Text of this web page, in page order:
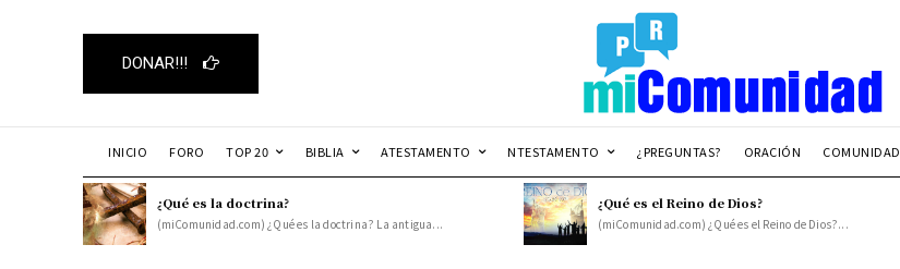
DONAR!!!
INICIO FORO TOP 20 BIBLIA ATESTAMENTO NTESTAMENTO ¿PREGUNTAS? ORACIÓN COMUNIDAD
¿Qué es la doctrina?
(miComunidad.com) ¿Qué es la doctrina? La antigua...
¿Qué es el Reino de Dios?
(miComunidad.com) ¿Qué es el Reino de Dios?...